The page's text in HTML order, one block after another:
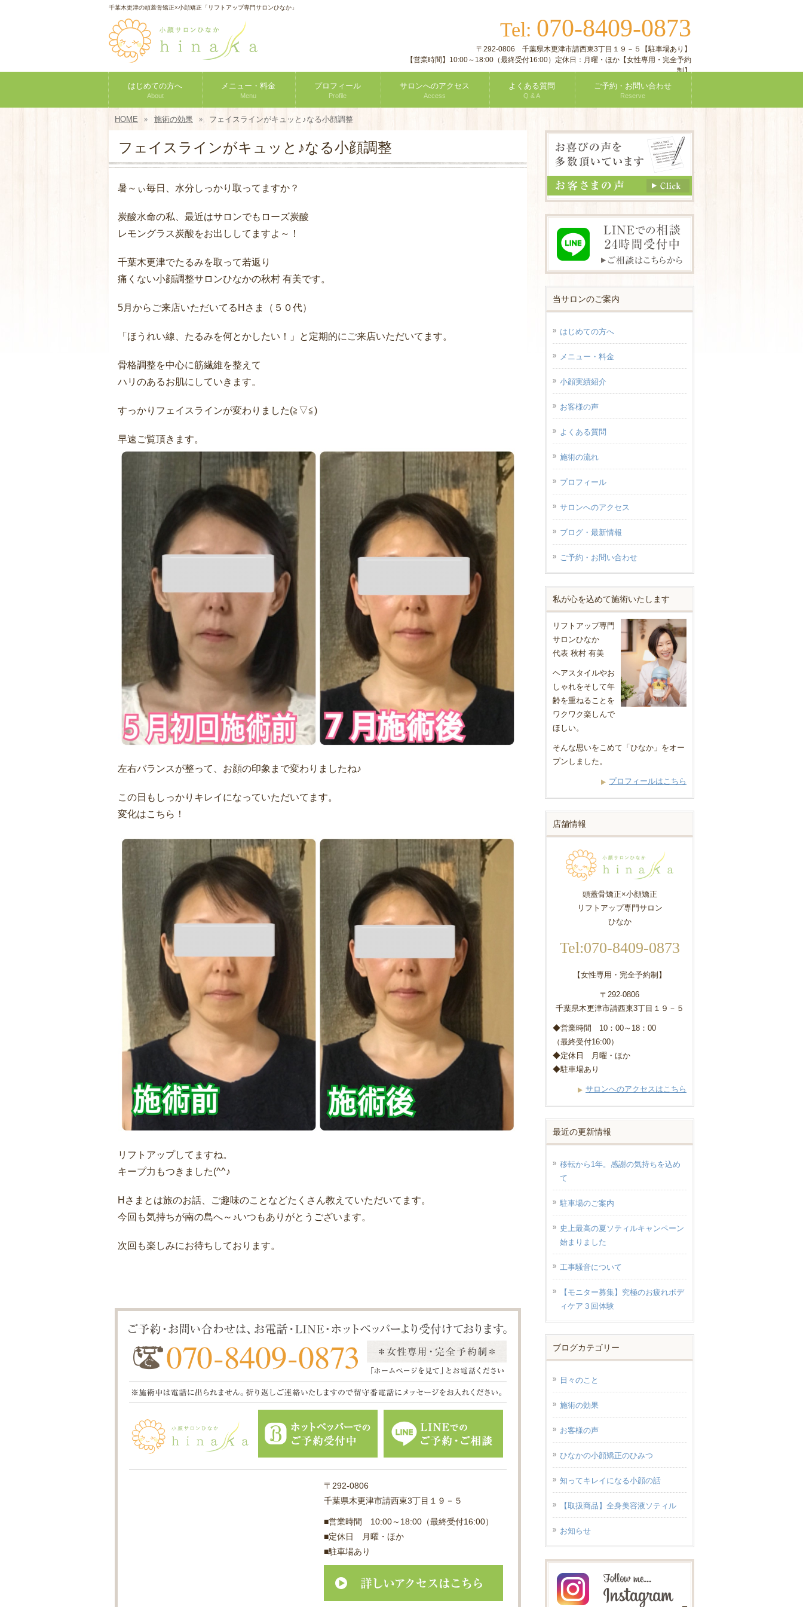
千葉木更津の頭蓋骨矯正×小顔矯正「リフトアップ専門サロンひなか」
Tel: 070-8409-0873
〒292-0806 千葉県木更津市請西東3丁目１９－５【駐車場あり】
【営業時間】10:00～18:00（最終受付16:00）定休日：月曜・ほか【女性専用・完全予約
制】
はじめての方へ
About
メニュー・料金
Menu
プロフィール
Profile
サロンへのアクセス
Access
よくある質問
Q & A
ご予約・お問い合わせ
Reserve
HOME 施術の効果 フェイスラインがキュッと♪なる小顔調整
フェイスラインがキュッと♪なる小顔調整
暑～ぃ毎日、水分しっかり取ってますか？
炭酸水命の私、最近はサロンでもローズ炭酸
レモングラス炭酸をお出ししてますよ～！
千葉木更津でたるみを取って若返り
痛くない小顔調整サロンひなかの秋村 有美です。
5月からご来店いただいてるHさま（５０代）
「ほうれい線、たるみを何とかしたい！」と定期的にご来店いただいてます。
骨格調整を中心に筋繊維を整えて
ハリのあるお肌にしていきます。
すっかりフェイスラインが変わりました(≧▽≦)
早速ご覧頂きます。
左右バランスが整って、お顔の印象まで変わりましたね♪
この日もしっかりキレイになっていただいてます。
変化はこちら！
リフトアップしてますね。
キープ力もつきました(^^♪
Hさまとは旅のお話、ご趣味のことなどたくさん教えていただいてます。
今回も気持ちが南の島へ～♪いつもありがとうございます。
次回も楽しみにお待ちしております。
〒292-0806
千葉県木更津市請西東3丁目１９－５
■営業時間 10:00～18:00（最終受付16:00）
■定休日 月曜・ほか
■駐車場あり
当サロンのご案内
はじめての方へ
メニュー・料金
小顔実績紹介
お客様の声
よくある質問
施術の流れ
プロフィール
サロンへのアクセス
ブログ・最新情報
ご予約・お問い合わせ
私が心を込めて施術いたします
リフトアップ専門
サロンひなか
代表 秋村 有美
ヘアスタイルやお
しゃれをそして年
齢を重ねることを
ワクワク楽しんで
ほしい。
そんな思いをこめて「ひなか」をオー
プンしました。
プロフィールはこちら
店舗情報
頭蓋骨矯正×小顔矯正
リフトアップ専門サロン
ひなか
Tel:070-8409-0873
【女性専用・完全予約制】
〒292-0806
千葉県木更津市請西東3丁目１９－５
◆営業時間 10：00～18：00
（最終受付16:00）
◆定休日 月曜・ほか
◆駐車場あり
サロンへのアクセスはこちら
最近の更新情報
移転から1年。感謝の気持ちを込め
て
駐車場のご案内
史上最高の夏ソティルキャンペーン
始まりました
工事騒音について
【モニター募集】究極のお疲れボデ
ィケア３回体験
ブログカテゴリー
日々のこと
施術の効果
お客様の声
ひなかの小顔矯正のひみつ
知ってキレイになる小顔の話
【取扱商品】全身美容液ソティル
お知らせ